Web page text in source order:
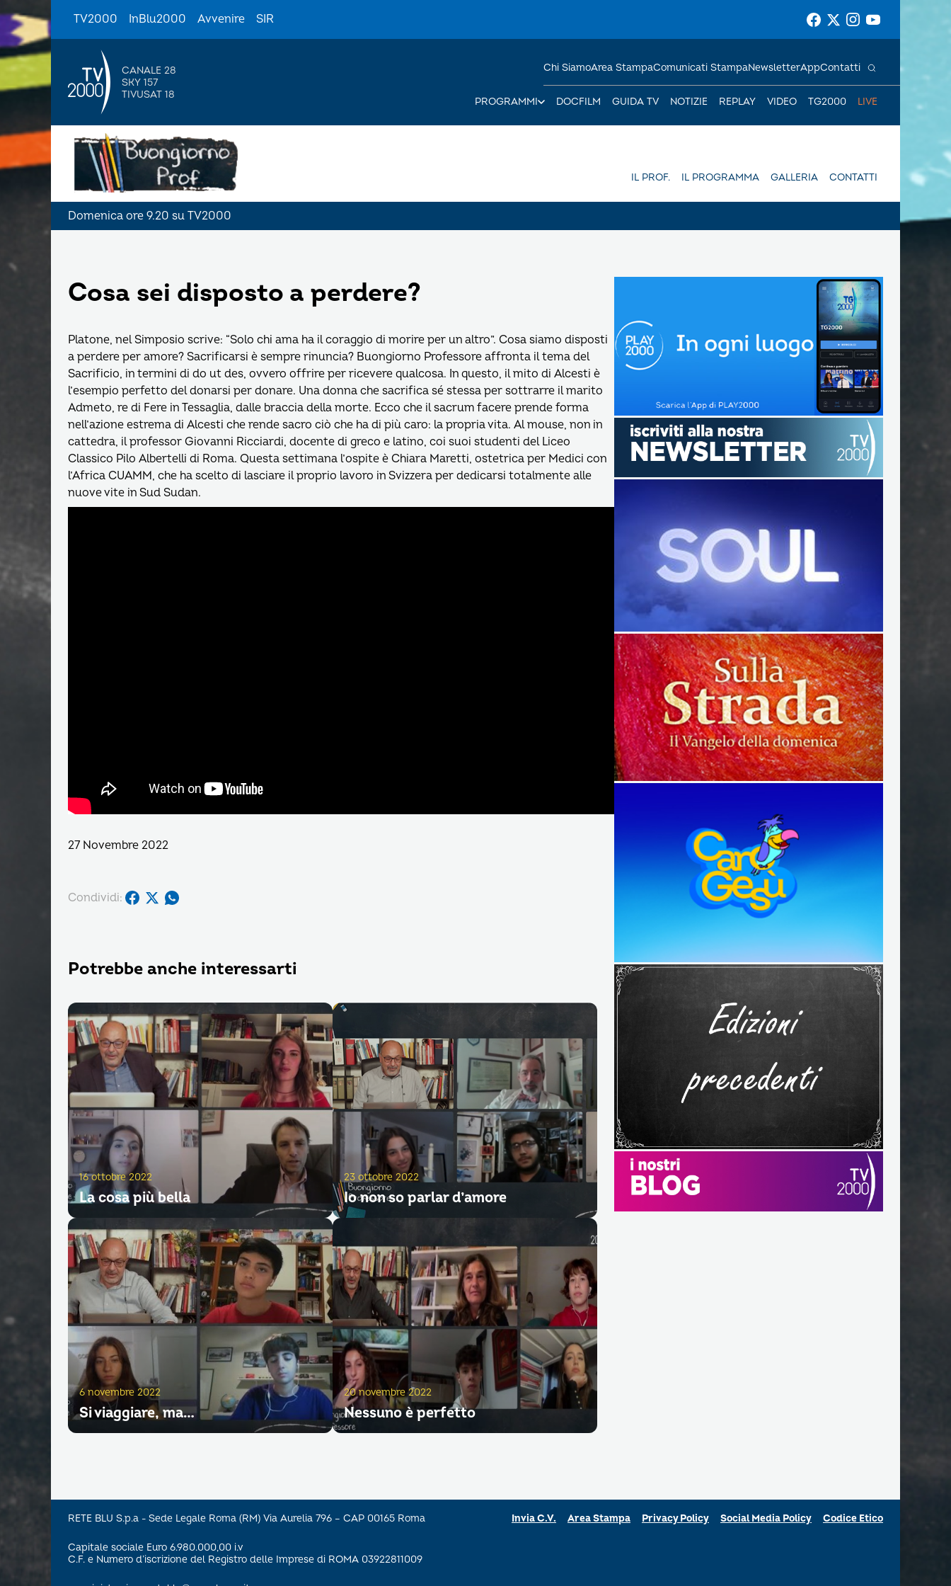
TV2000 InBlu2000 Avvenire SIR
CANALE 28
SKY 157
TIVUSAT 18
PROGRAMMI DOCFILM GUIDA TV NOTIZIE REPLAY VIDEO TG2000 LIVE
Chi SiamoArea StampaComunicati StampaNewsletterAppContatti
IL PROF. IL PROGRAMMA GALLERIA CONTATTI
Domenica ore 9.20 su TV2000
Cosa sei disposto a perdere?
Platone, nel Simposio scrive: “Solo chi ama ha il coraggio di morire per un altro”. Cosa siamo disposti
a perdere per amore? Sacrificarsi è sempre rinuncia? Buongiorno Professore affronta il tema del
Sacrificio, in termini di do ut des, ovvero offrire per ricevere qualcosa. In questo, il mito di Alcesti è
l’esempio perfetto del donarsi per donare. Una donna che sacrifica sé stessa per sottrarre il marito
Admeto, re di Fere in Tessaglia, dalle braccia della morte. Ecco che il sacrum facere prende forma
nell’azione estrema di Alcesti che rende sacro ciò che ha di più caro: la propria vita. Al mouse, non in
cattedra, il professor Giovanni Ricciardi, docente di greco e latino, coi suoi studenti del Liceo
Classico Pilo Albertelli di Roma. Questa settimana l’ospite è Chiara Maretti, ostetrica per Medici con
l’Africa CUAMM, che ha scelto di lasciare il proprio lavoro in Svizzera per dedicarsi totalmente alle
nuove vite in Sud Sudan.
27 Novembre 2022
Condividi:
Potrebbe anche interessarti
16 ottobre 2022
La cosa più bella
23 ottobre 2022
Io non so parlar d’amore
6 novembre 2022
Si viaggiare, ma…
20 novembre 2022
Nessuno è perfetto
RETE BLU S.p.a - Sede Legale Roma (RM) Via Aurelia 796 – CAP 00165 Roma
Capitale sociale Euro 6.980.000,00 i.v
C.F. e Numero d’iscrizione del Registro delle Imprese di ROMA 03922811009
Invia C.V. Area Stampa Privacy Policy Social Media Policy Codice Etico